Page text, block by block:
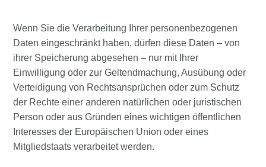
Wenn Sie die Verarbeitung Ihrer personenbezogenen
Daten eingeschränkt haben, dürfen diese Daten – von
ihrer Speicherung abgesehen – nur mit Ihrer
Einwilligung oder zur Geltendmachung, Ausübung oder
Verteidigung von Rechtsansprüchen oder zum Schutz
der Rechte einer anderen natürlichen oder juristischen
Person oder aus Gründen eines wichtigen öffentlichen
Interesses der Europäischen Union oder eines
Mitgliedstaats verarbeitet werden.